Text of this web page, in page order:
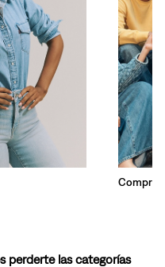
Compra
perderte las categorías